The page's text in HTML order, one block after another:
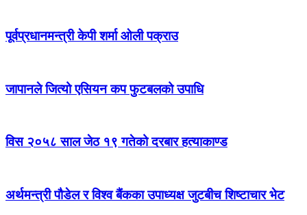
पूर्वप्रधानमन्त्री केपी शर्मा ओली पक्राउ
जापानले जित्यो एसियन कप फुटबलको उपाधि
विस २०५८ साल जेठ १९ गतेको दरबार हत्याकाण्ड
अर्थमन्त्री पौडेल र विश्व बैंकका उपाध्यक्ष जुटबीच शिष्टाचार भेट